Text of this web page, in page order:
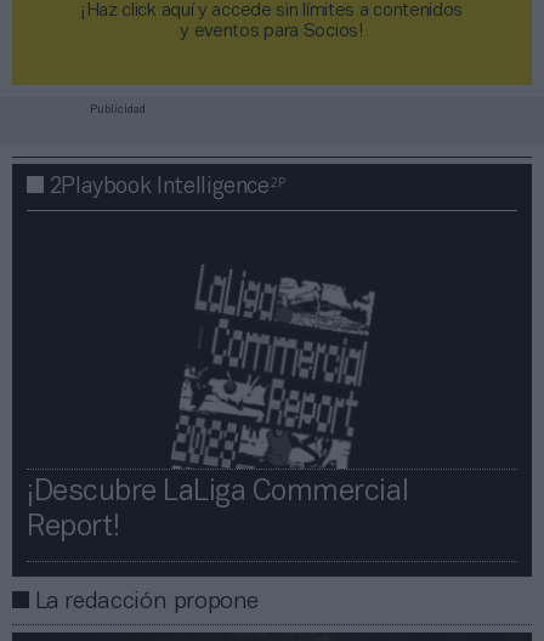
¡Haz click aquí y accede sin límites a contenidos
y eventos para Socios!​​​​​​​
Publicidad
2Playbook Intelligence2P
¡Descubre LaLiga Commercial
Report!​​
La redacción propone